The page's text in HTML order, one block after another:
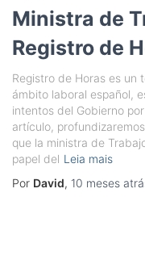
Ministra de
Registro de
Registro de Horas es un
ámbito laboral español,
intentos del Gobierno
artículo,
que la ministra de
papel del Leia mais
Por David, 10 meses